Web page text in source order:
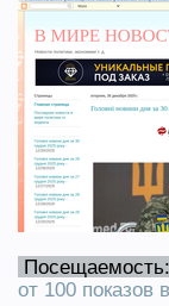
Посещаемость:
от 100 показов